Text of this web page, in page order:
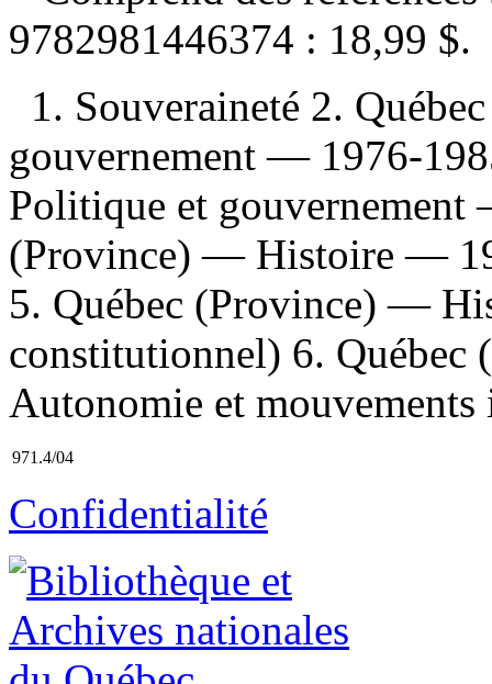
9782981446374 : 18,99 $.
1. Souveraineté 2.
gouvernement — 1976-
Politique et
(Province) — Histoire —
5. Québec (Province) —
constitutionnel) 6.
Autonomie et
971.4/04
Confidentialité